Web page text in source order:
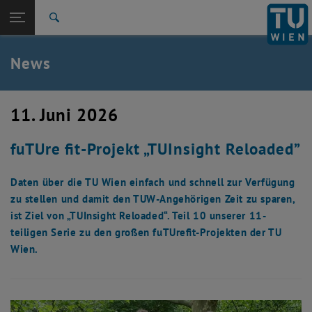
TU Login
Quicklinks
Quicklinks-Menü umschalten
Studium
Zurück: Subseiten von Aktuelles auflisten
Zurück zur letzten Ebene:
Aktuelles
News
News
11. Juni 2026
fuTUre fit-Projekt „TUInsight Reloaded”
Daten über die TU Wien einfach und schnell zur Verfügung
zu stellen und damit den TUW-Angehörigen Zeit zu sparen,
ist Ziel von „TUInsight Reloaded“. Teil 10 unserer 11-
teiligen Serie zu den großen fuTUrefit-Projekten der TU
Wien.